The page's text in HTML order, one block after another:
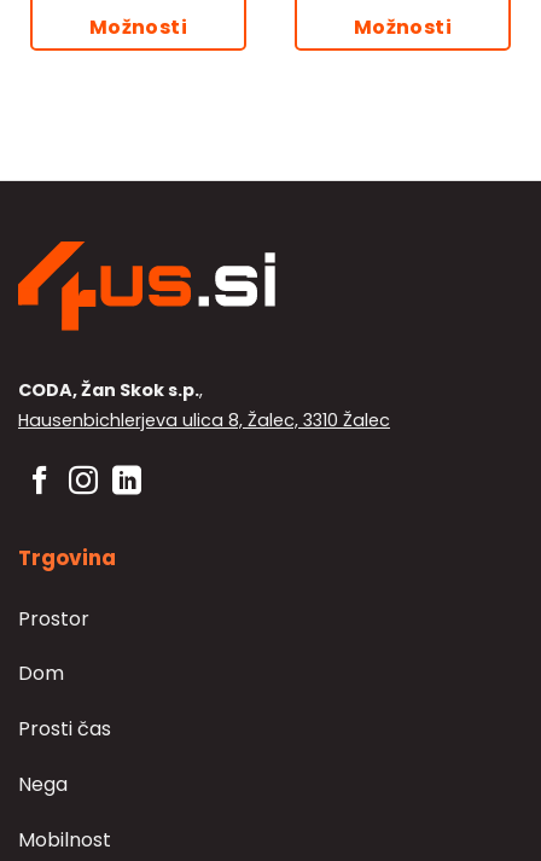
Možnosti
Možnosti
na
strani
Možnosti
Možnosti
CODA, Žan Skok s.p.,
Hausenbichlerjeva ulica 8, Žalec, 3310 Žalec
Trgovina
Prostor
Dom
Prosti čas
Nega
Mobilnost